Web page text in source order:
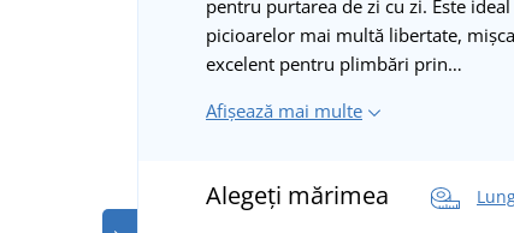
pentru purtarea de zi cu zi. Este
picioarelor mai multă libertate,
excelent pentru plimbări prin…
Afișează mai multe
Alegeți mărimea